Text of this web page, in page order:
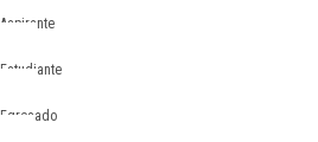
Aspirante
Estudiante
Egresado